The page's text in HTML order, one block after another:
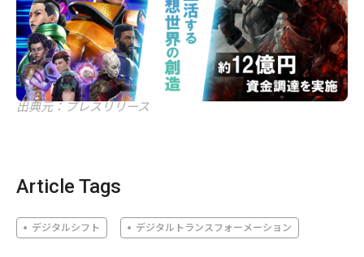
出典元：プレスリリース
Article Tags
デジタルシフト デジタルトランスフォーメーション